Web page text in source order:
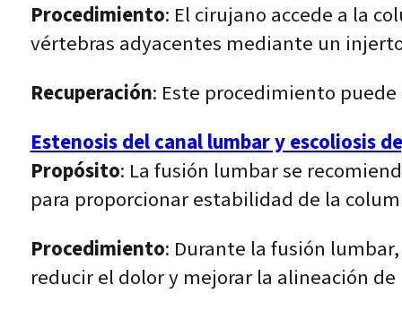
Procedimiento: El cirujano accede a la
vértebras adyacentes mediante un
Recuperación: Este procedimiento
Estenosis del canal lumbar y escoliosis
Propósito: La fusión lumbar se
para proporcionar estabilidad de la
Procedimiento: Durante la fusión
reducir el dolor y mejorar la alineación